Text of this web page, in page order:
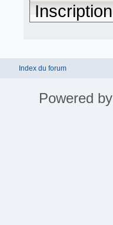
Inscription
Index du forum
Powered by